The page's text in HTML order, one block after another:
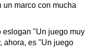
un marco con mucha
eslogan "Un juego muy
ahora, es "Un juego